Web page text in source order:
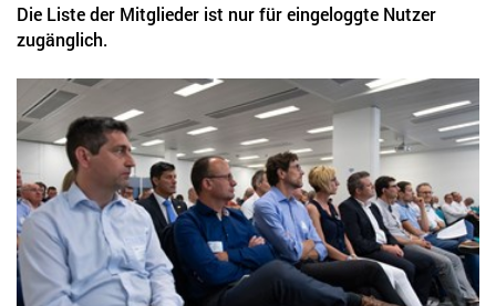
Die Liste der Mitglieder ist nur für eingeloggte Nutzer
zugänglich.